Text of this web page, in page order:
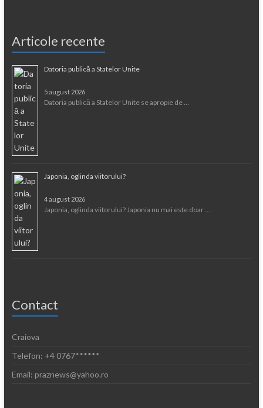
Articole recente
Datoria publică a Statelor Unite
5 august 2026
Datoria publică a Statelor Unite se apropie de …
Japonia, oglinda viitorului?
4 august 2026
Japonia, oglinda viitorului? Japonia nu mai este doar …
Contact
Craiova
Telefon: +4 0767******
Email: praznews@yahoo.ro